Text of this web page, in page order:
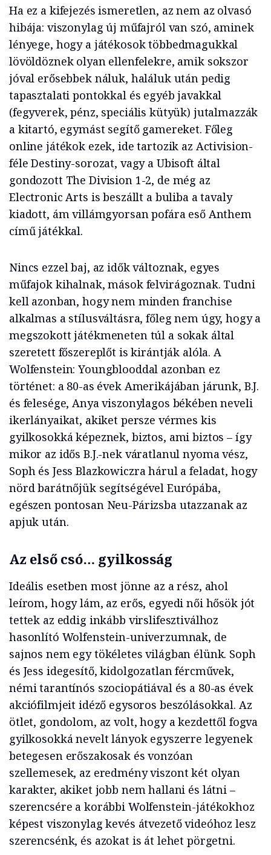
Ha ez a kifejezés ismeretlen, az nem az olvasó
hibája: viszonylag új műfajról van szó, aminek
lényege, hogy a játékosok többedmagukkal
lövöldöznek olyan ellenfelekre, amik sokszor
jóval erősebbek náluk, haláluk után pedig
tapasztalati pontokkal és egyéb javakkal
(fegyverek, pénz, speciális kütyük) jutalmazzák
a kitartó, egymást segítő gamereket. Főleg
online játékok ezek, ide tartozik az Activision-
féle Destiny-sorozat, vagy a Ubisoft által
gondozott The Division 1-2, de még az
Electronic Arts is beszállt a buliba a tavaly
kiadott, ám villámgyorsan pofára eső Anthem
című játékkal.
Nincs ezzel baj, az idők változnak, egyes
műfajok kihalnak, mások felvirágoznak. Tudni
kell azonban, hogy nem minden franchise
alkalmas a stílusváltásra, főleg nem úgy, hogy a
megszokott játékmeneten túl a sokak által
szeretett főszereplőt is kirántják alóla. A
Wolfenstein: Youngblooddal azonban ez
történet: a 80-as évek Amerikájában járunk, B.J.
és felesége, Anya viszonylagos békében neveli
ikerlányaikat, akiket persze vérmes kis
gyilkosokká képeznek, biztos, ami biztos – így
mikor az idős B.J.-nek váratlanul nyoma vész,
Soph és Jess Blazkowiczra hárul a feladat, hogy
nörd barátnőjük segítségével Európába,
egészen pontosan Neu-Párizsba utazzanak az
apjuk után.
Az első csó… gyilkosság
Ideális esetben most jönne az a rész, ahol
leírom, hogy lám, az erős, egyedi női hősök jót
tettek az eddig inkább virslifesztiválhoz
hasonlító Wolfenstein-univerzumnak, de
sajnos nem egy tökéletes világban élünk. Soph
és Jess idegesítő, kidolgozatlan fércművek,
némi tarantínós szociopátiával és a 80-as évek
akciófilmjeit idéző egysoros beszólásokkal. Az
ötlet, gondolom, az volt, hogy a kezdettől fogva
gyilkosokká nevelt lányok egyszerre legyenek
betegesen erőszakosak és vonzóan
szellemesek, az eredmény viszont két olyan
karakter, akiket jobb nem hallani és látni –
szerencsére a korábbi Wolfenstein-játékokhoz
képest viszonylag kevés átvezető videóhoz lesz
szerencsénk, és azokat is át lehet pörgetni.